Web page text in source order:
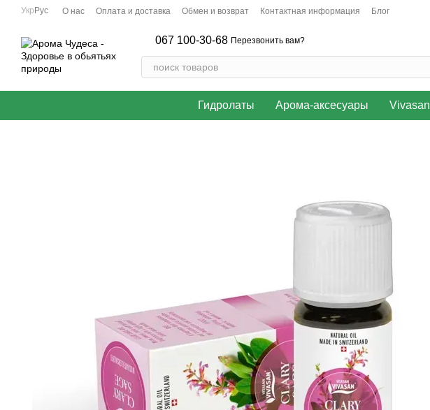
Перейти к основному контенту
Укр Рус О нас Оплата и доставка Обмен и возврат Контактная информация Блог
067 100-30-68 Перезвонить вам?
Гидролаты Арома-аксесуары Vivasan